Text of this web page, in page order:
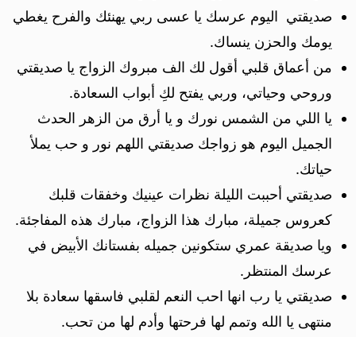
صديقتي اليوم عرسك يا عسى ربي يهنئك والفرح يغطي
يومك والحزن ينساك.
من أعماق قلبي أقول لك الف مبروك الزواج يا صديقتي
وروحي وحياتي، وربي يفتح لكِ أبواب السعادة.
يا اللي من الشمس نورك و يا أرق من الزهر الحدث
الجميل اليوم هو زواجك صديقتي اللهم نور و حب يملأ
حياتك.
صديقتي أحببت الليلة نظرات عينيك وخفقات قلبك
كعروس جميلة، مبارك هذا الزواج، مبارك هذه المفاجئة.
ويا صديقة عمري ستكونين جميله بفستانك الأبيض في
عرسك المنتظر.
صديقتي يا رب انها احب النعم لقلبي فاسقها سعادة بلا
منتهى يا الله وتمم لها فرحتها وأدم لها من تحب.